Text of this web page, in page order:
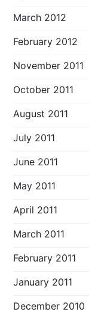
March 2012
February 2012
November 2011
October 2011
August 2011
July 2011
June 2011
May 2011
April 2011
March 2011
February 2011
January 2011
December 2010